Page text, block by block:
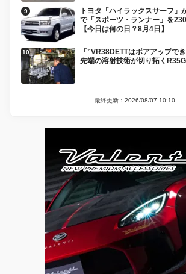
トヨタ「ハイラックスサーフ」
で「スポーツ・ランナー」を
【今日は何の日？8月4日】
「”VR38DETTはボアアップで
先端の溶射技術が切り拓く
最終更新：2026/08/07 10:10